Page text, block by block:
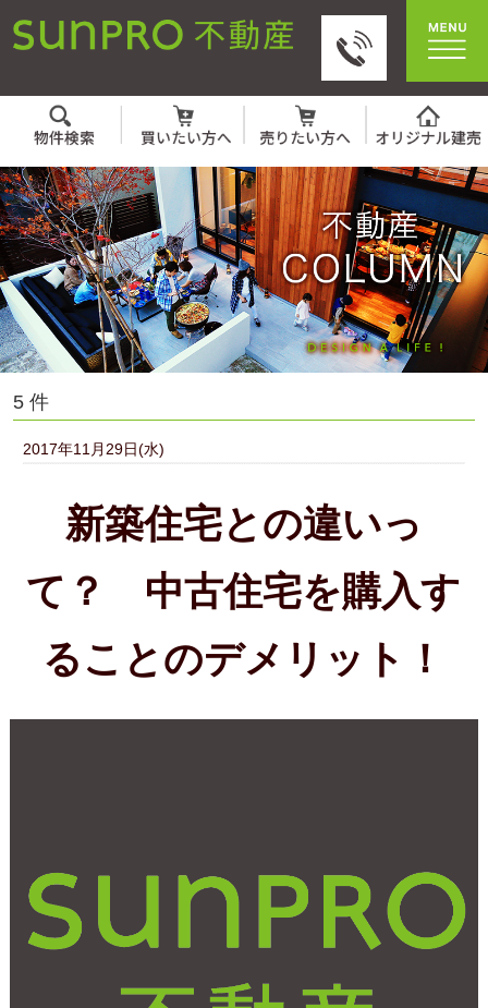
5 件
2017年11月29日(水)
新築住宅との違いっ
て？ 中古住宅を購入す
ることのデメリット！